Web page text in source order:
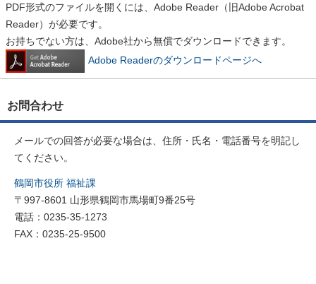
PDF形式のファイルを開くには、Adobe Reader（旧Adobe Acrobat
Reader）が必要です。
お持ちでない方は、Adobe社から無償でダウンロードできます。
Adobe Readerのダウンロードページへ
お問合わせ
メールでの回答が必要な場合は、住所・氏名・電話番号を明記し
てください。
鶴岡市役所 福祉課
〒997-8601 山形県鶴岡市馬場町9番25号
電話：0235-35-1273
FAX：0235-25-9500